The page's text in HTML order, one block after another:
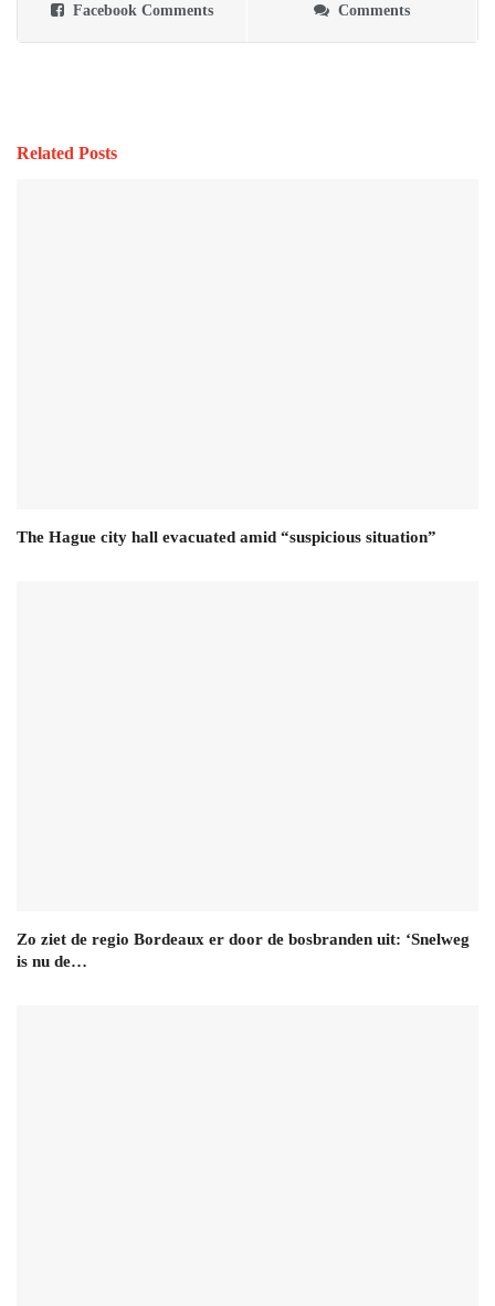
Facebook Comments Comments
Related Posts
The Hague city hall evacuated amid “suspicious situation”
Zo ziet de regio Bordeaux er door de bosbranden uit: ‘Snelweg
is nu de…